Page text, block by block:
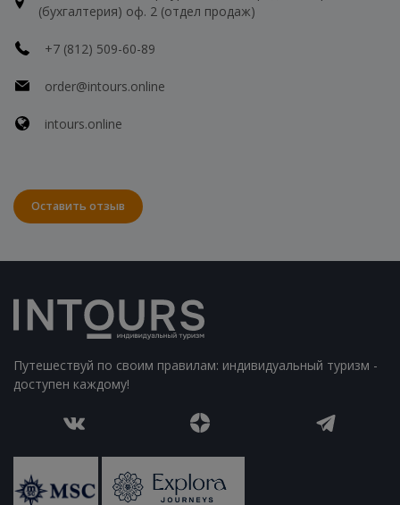
(бухгалтерия) оф. 2 (отдел продаж)
+7 (812) 509-60-89
order@intours.online
intours.online
Оставить отзыв
Путешествуй по своим правилам: индивидуальный туризм -
доступен каждому!